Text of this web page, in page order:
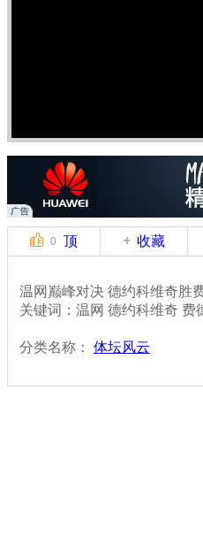
0 顶 收藏
温网巅峰对决 德约科维奇胜
关键词：温网 德约科维奇 费
分类名称： 体坛风云